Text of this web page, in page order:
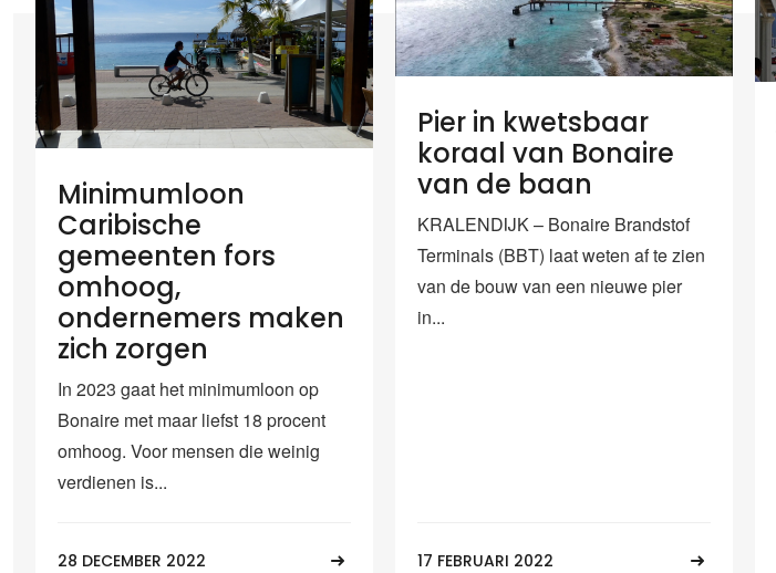
Minimumloon
Caribische
gemeenten fors
omhoog,
ondernemers maken
zich zorgen
In 2023 gaat het minimumloon op
Bonaire met maar liefst 18 procent
omhoog. Voor mensen die weinig
verdienen is...
28 DECEMBER 2022
Pier in kwetsbaar
koraal van Bonaire
van de baan
KRALENDIJK – Bonaire Brandstof
Terminals (BBT) laat weten af te zien
van de bouw van een nieuwe pier
in...
17 FEBRUARI 2022